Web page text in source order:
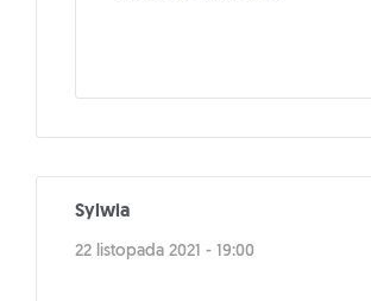
Sylwia
22 listopada 2021 - 19:00